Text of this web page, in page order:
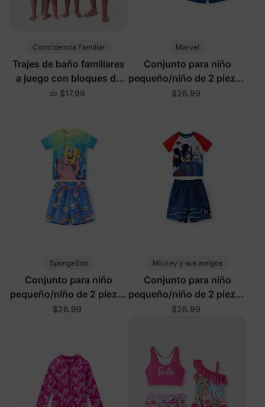
Coincidencia Familiar
Trajes de baño familiares
a juego con bloques de
color
de $17.99
Marvel
Conjunto para niño
pequeño/niño de 2 piezas
con camiseta y
marina y protección
UPF50+
$26.99
SpongeBob
Conjunto para niño
pequeño/niño de 2 piezas
con camiseta y
marina y protección
UPF50+
$26.99
Mickey y sus amigos
Conjunto para niño
pequeño/niño de 2 piezas
con camiseta y
marina y protección
UPF50+
$26.99